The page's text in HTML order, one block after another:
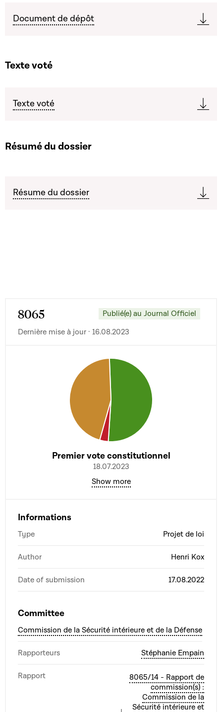
Document de dépôt
Texte voté
Texte voté
Résumé du dossier
Résume du dossier
8065
Publié(e) au Journal Officiel
Dernière mise à jour · 16.08.2023
Premier vote constitutionnel
18.07.2023
Show more
Informations
Type Projet de loi
Author Henri Kox
Date of submission 17.08.2022
Committee
Commission de la Sécurité intérieure et de la Défense
Rapporteurs Stéphanie Empain
Rapport
8065/14 - Rapport de
commission(s) :
Commission de la
Sécurité intérieure et